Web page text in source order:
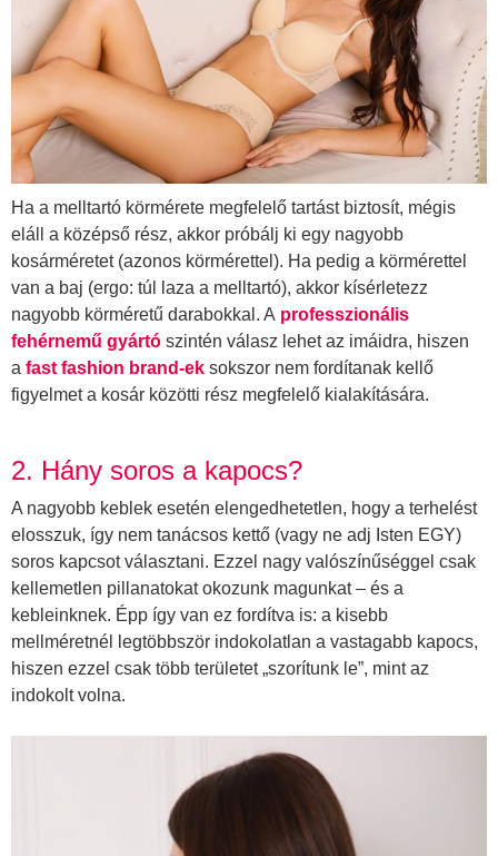
Ha a melltartó körmérete megfelelő tartást biztosít, mégis
eláll a középső rész, akkor próbálj ki egy nagyobb
kosárméretet (azonos körmérettel). Ha pedig a körmérettel
van a baj (ergo: túl laza a melltartó), akkor kísérletezz
nagyobb körméretű darabokkal. A professzionális
fehérnemű gyártó szintén válasz lehet az imáidra, hiszen
a fast fashion brand-ek sokszor nem fordítanak kellő
figyelmet a kosár közötti rész megfelelő kialakítására.
2. Hány soros a kapocs?
A nagyobb keblek esetén elengedhetetlen, hogy a terhelést
elosszuk, így nem tanácsos kettő (vagy ne adj Isten EGY)
soros kapcsot választani. Ezzel nagy valószínűséggel csak
kellemetlen pillanatokat okozunk magunkat – és a
kebleinknek. Épp így van ez fordítva is: a kisebb
mellméretnél legtöbbször indokolatlan a vastagabb kapocs,
hiszen ezzel csak több területet „szorítunk le”, mint az
indokolt volna.